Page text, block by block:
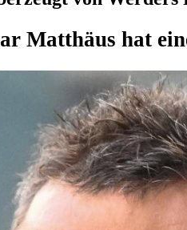
Matthäus hat